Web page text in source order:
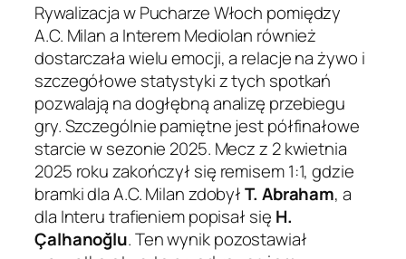
Rywalizacja w Pucharze Włoch pomiędzy
A.C. Milan a Interem Mediolan również
dostarczała wielu emocji, a relacje na żywo i
szczegółowe statystyki z tych spotkań
pozwalają na dogłębną analizę przebiegu
gry. Szczególnie pamiętne jest półfinałowe
starcie w sezonie 2025. Mecz z 2 kwietnia
2025 roku zakończył się remisem 1:1, gdzie
bramki dla A.C. Milan zdobyłT. Abraham, a
dla Interu trafieniem popisał się H.
Çalhanoğlu. Ten wynik pozostawiał